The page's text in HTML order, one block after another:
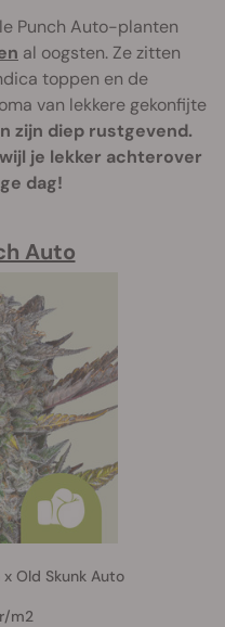
Punch Auto-planten
al oogsten. Ze zitten
toppen en de
van lekkere gekonfijte
zijn diep rustgevend.
je lekker achterover
dag!
Auto
x Old Skunk Auto
m2